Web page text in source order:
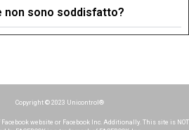
sono soddisfatto?
Copyright © 2023 Unicontrol®
website or Facebook Inc. Additionally. This site is NOT